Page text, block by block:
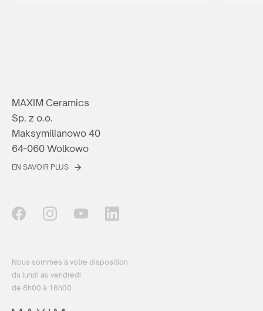
MAXIM Ceramics
Sp. z o.o.
Maksymilianowo 40
64-060 Wolkowo
EN SAVOIR PLUS
Nous sommes à votre disposition
du lundi au vendredi
de 8h00 à 16h00.